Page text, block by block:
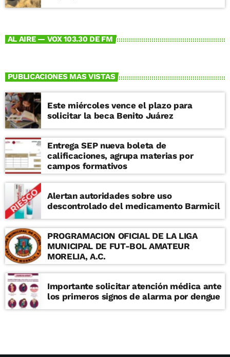
AL AIRE — VOX 103.30 DE FM
PUBLICACIONES MAS VISTAS
Este miércoles vence el plazo para
solicitar la beca Benito Juárez
Entrega SEP nueva boleta de
calificaciones, agrupa materias por
campos formativos
Alertan autoridades sobre uso
descontrolado del medicamento Barmicil
PROGRAMACION OFICIAL DE LA LIGA
MUNICIPAL DE FUT-BOL AMATEUR
MORELIA, A.C.
Importante solicitar atención médica ante
los primeros signos de alarma por dengue